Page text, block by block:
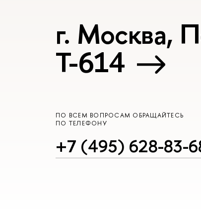
г. Москва,
Т-614
ПО ВСЕМ ВОПРОСАМ ОБРАЩАЙТЕСЬ
ПО ТЕЛЕФОНУ
+7 (495) 628-83-